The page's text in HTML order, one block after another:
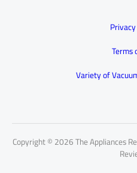
Terms
Variety of
Copyright © 2026 The Appliances